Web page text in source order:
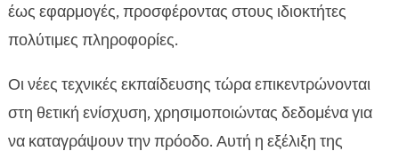
έως εφαρμογές, προσφέροντας στους ιδιοκτήτες
πολύτιμες πληροφορίες.
Οι νέες τεχνικές εκπαίδευσης τώρα επικεντρώνονται
στη θετική ενίσχυση, χρησιμοποιώντας δεδομένα για
να καταγράψουν την πρόοδο. Αυτή η εξέλιξη της